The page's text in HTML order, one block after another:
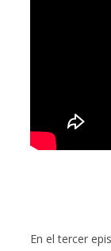
En el tercer